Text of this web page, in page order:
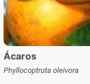
Ácaros
Phyllocoptruta oleivora